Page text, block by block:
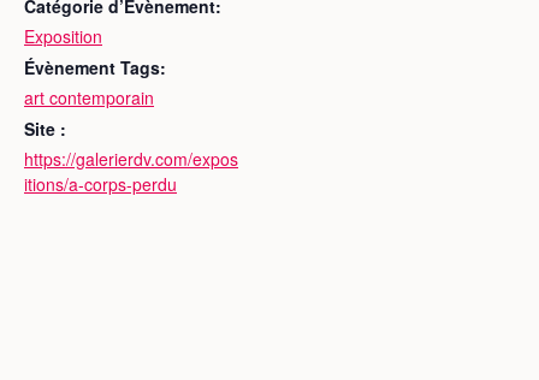
Catégorie d’Évènement:
Exposition
Évènement Tags:
art contemporain
Site :
https://galerierdv.com/expos
itions/a-corps-perdu